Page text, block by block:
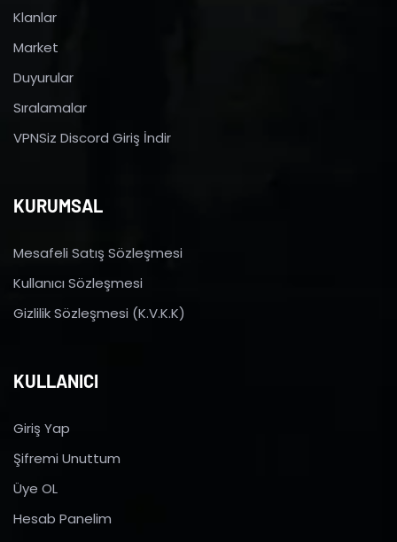
Klanlar
Market
Duyurular
Sıralamalar
VPNSiz Discord Giriş İndir
KURUMSAL
Mesafeli Satış Sözleşmesi
Kullanıcı Sözleşmesi
Gizlilik Sözleşmesi (K.V.K.K)
KULLANICI
Giriş Yap
Şifremi Unuttum
Üye OL
Hesab Panelim